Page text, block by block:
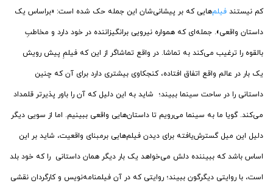
کم نیستند فیلم‌هایی که بر پیشانی‌شان این جمله حک شده است: «براساس یک
داستان واقعی». جمله‌ای که همواره نیرویی برانگیزاننده در خود دارد و مخاطبِ
بالقوه را ترغیب می‌کند به تماشا. در واقع تماشاگر از این که فیلمِ پیش رویش
یک بار در عالم واقع اتفاق افتاده، کنجکاوی بیشتری دارد برای آن که چنین
داستانی را در ساحت سینما ببیند؛ شاید به این دلیل که آن را باور پذیرتر قلمداد
می‌کند. گویا ما به سینما می‌رویم تا داستان‌هایی واقعی ببینیم. اما از سویی دیگر
دلیل این میل گسترش‌یافته برای دیدن فیلم‌هایی برمبنای واقعیت، شاید بر این
اساس باشد که ببیننده دلش می‌خواهد یک بار دیگر همان داستانی را که خود بلد
است، با روایتی دیگرگون ببیند؛ روایتی که در آن فیلمنامه‌نویس و کارگردان نقشی